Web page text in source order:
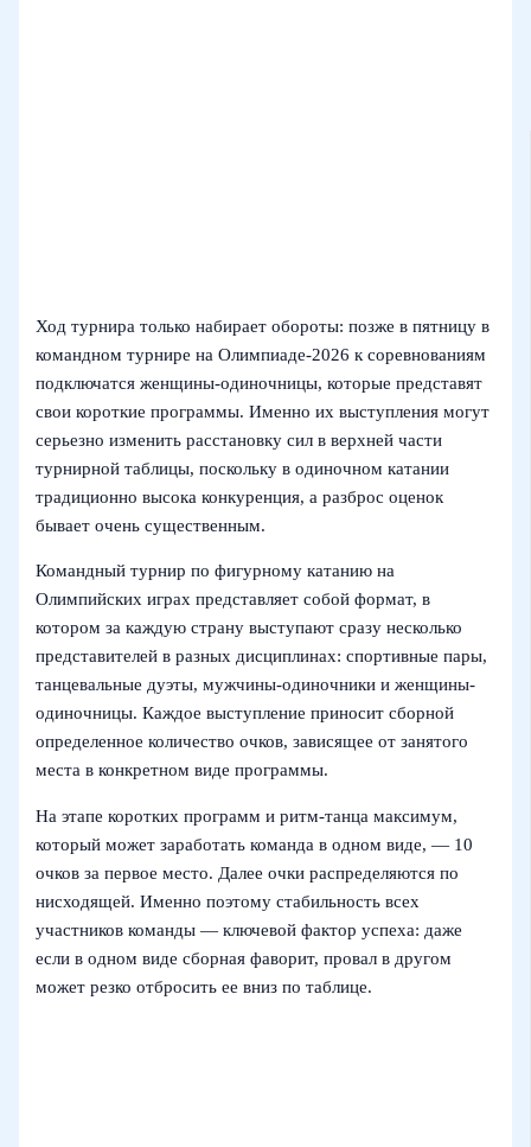
Ход турнира только набирает обороты: позже в пятницу в
командном турнире на Олимпиаде‑2026 к соревнованиям
подключатся женщины-одиночницы, которые представят
свои короткие программы. Именно их выступления могут
серьезно изменить расстановку сил в верхней части
турнирной таблицы, поскольку в одиночном катании
традиционно высока конкуренция, а разброс оценок
бывает очень существенным.
Командный турнир по фигурному катанию на
Олимпийских играх представляет собой формат, в
котором за каждую страну выступают сразу несколько
представителей в разных дисциплинах: спортивные пары,
танцевальные дуэты, мужчины-одиночники и женщины-
одиночницы. Каждое выступление приносит сборной
определенное количество очков, зависящее от занятого
места в конкретном виде программы.
На этапе коротких программ и ритм-танца максимум,
который может заработать команда в одном виде, — 10
очков за первое место. Далее очки распределяются по
нисходящей. Именно поэтому стабильность всех
участников команды — ключевой фактор успеха: даже
если в одном виде сборная фаворит, провал в другом
может резко отбросить ее вниз по таблице.